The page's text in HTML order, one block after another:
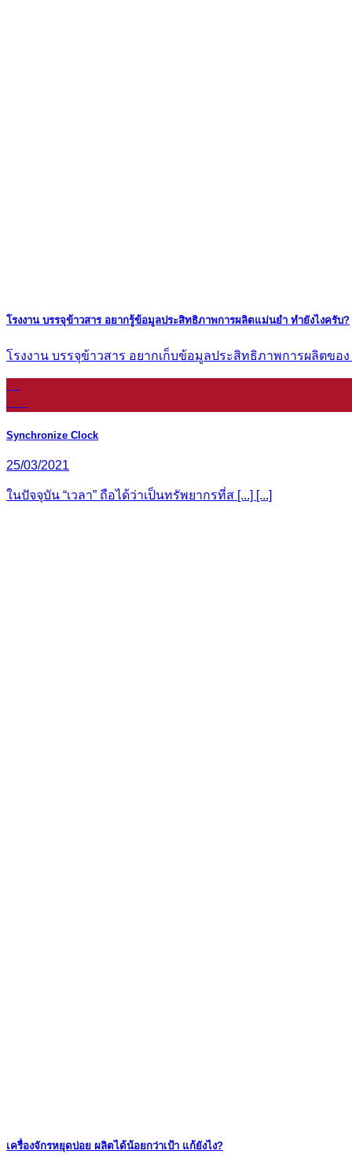
โรงงาน บรรจุข้าวสาร อยากรู้ข้อมูลประสิทธิภาพการผลิตแม่นยำ ทำยังไงครับ?
โรงงาน บรรจุข้าวสาร อยากเก็บข้อมูลประสิทธิภาพการผลิตของ
Synchronize Clock
25/03/2021
ในปัจจุบัน “เวลา” ถือได้ว่าเป็นทรัพยากรที่ส [...] [...]
เครื่องจักรหยุดบ่อย ผลิตได้น้อยกว่าเป้า แก้ยังไง?